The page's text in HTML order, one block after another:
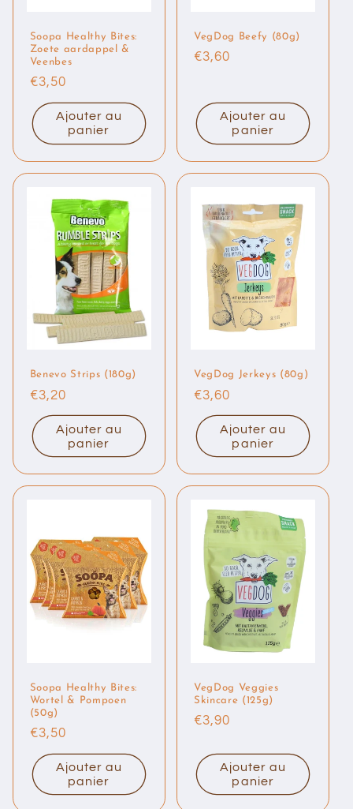
Soopa Healthy Bites:
Zoete aardappel &
Veenbes
Prix
habituel
€3,50
Ajouter au
panier
VegDog Beefy (80g)
Prix
€3,60
Ajouter au
panier
Benevo Strips (180g)
Prix
habituel
€3,20
Ajouter au
panier
VegDog Jerkeys (80g)
Prix
habituel
€3,60
Ajouter au
panier
Soopa Healthy Bites:
Wortel & Pompoen
(50g)
Prix
habituel
€3,50
Ajouter au
panier
VegDog Veggies
Skincare (125g)
Prix
€3,90
Ajouter au
panier